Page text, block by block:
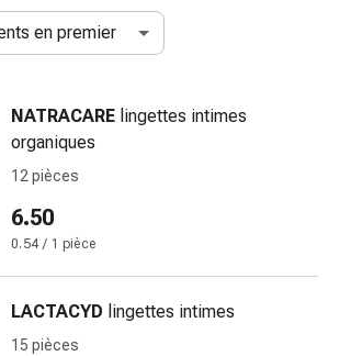
en premier
NATRACARE lingettes intimes
organiques
12 pièces
6.50
0.54 / 1 pièce
LACTACYD lingettes intimes
15 pièces